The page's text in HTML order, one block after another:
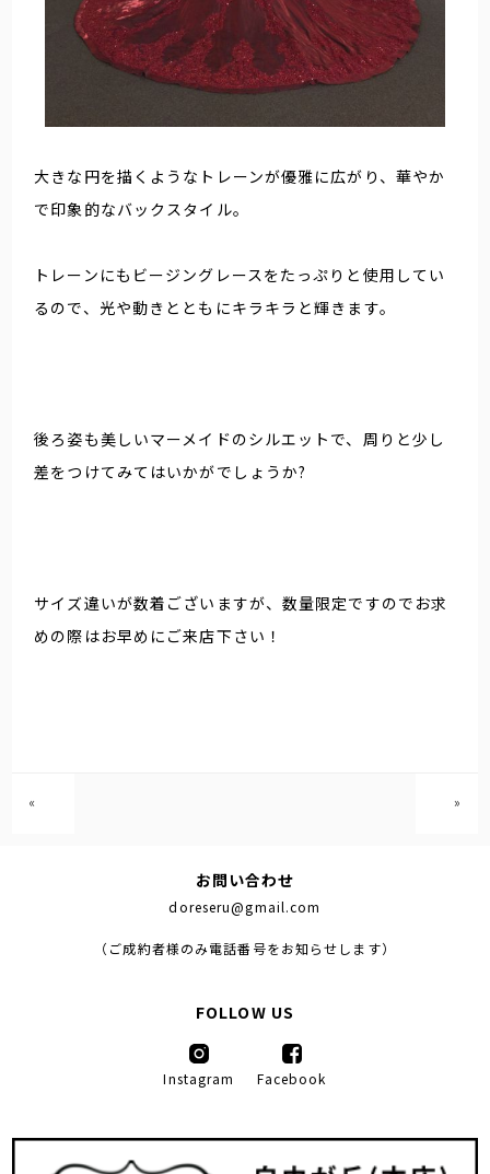
大きな円を描くようなトレーンが優雅に広がり、華やか
で印象的なバックスタイル。
トレーンにもビージングレースをたっぷりと使用してい
るので、光や動きとともにキラキラと輝きます。
後ろ姿も美しいマーメイドのシルエットで、周りと少し
差をつけてみてはいかがでしょうか?
サイズ違いが数着ございますが、数量限定ですのでお求
めの際はお早めにご来店下さい！
« »
お問い合わせ
doreseru@gmail.com
（ご成約者様のみ電話番号をお知らせします）
FOLLOW US
Instagram Facebook